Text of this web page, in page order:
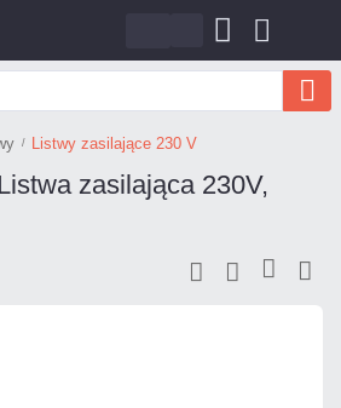
Listwy zasilające 230 V
zasilająca 230V,